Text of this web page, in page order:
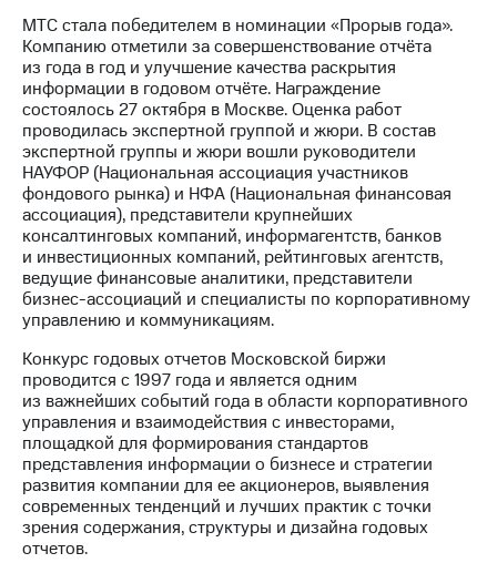
Интервью
Финансовая
отчетность
Контакты
Новости
в
регионе
и акционерам
Корпоративное
управление
Корпоративный
секретарь
Раскрытие
информации
Информация
акционерам
Документы
ПАО
"МТС"
Собрания
МТС стала победителем в номинации «Прорыв года».
Компанию отметили за совершенствование отчёта
из года в год и улучшение качества раскрытия
информации в годовом отчёте. Награждение
состоялось 27 октября в Москве. Оценка работ
проводилась экспертной группой и жюри. В состав
экспертной группы и жюри вошли руководители
НАУФОР (Национальная ассоциация участников
фондового рынка) и НФА (Национальная финансовая
ассоциация), представители крупнейших
консалтинговых компаний, информагентств, банков
и инвестиционных компаний, рейтинговых агентств,
ведущие финансовые аналитики, представители
бизнес-ассоциаций и специалисты по корпоративному
управлению и коммуникациям.
Конкурс годовых отчетов Московской биржи
проводится с 1997 года и является одним
из важнейших событий года в области корпоративного
управления и взаимодействия с инвесторами,
площадкой для формирования стандартов
представления информации о бизнесе и стратегии
развития компании для ее акционеров, выявления
современных тенденций и лучших практик с точки
зрения содержания, структуры и дизайна годовых
отчетов.